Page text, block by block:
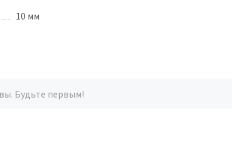
10 мм
Будьте первым!